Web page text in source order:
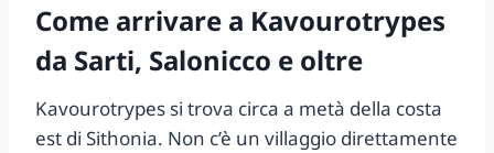
Come arrivare a Kavourotrypes
da Sarti, Salonicco e oltre
Kavourotrypes si trova circa a metà della costa
est di Sithonia. Non c’è un villaggio direttamente